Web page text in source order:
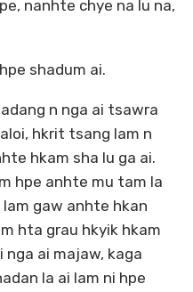
nanhte chye na lu na,
shadum ai.
n nga ai tsawra
hkrit tsang lam n
hkam sha lu ga ai.
hpe anhte mu tam la
gaw anhte hkan
hta grau hkyik hkam
nga ai majaw, kaga
la ai lam ni hpe